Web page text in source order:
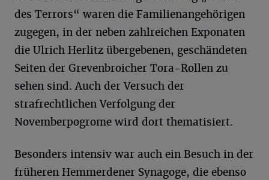
des Terrors“ waren die Familienangehörigen
zugegen, in der neben zahlreichen Exponaten
die Ulrich Herlitz übergebenen, geschändeten
Seiten der Grevenbroicher Tora-Rollen zu
sehen sind. Auch der Versuch der
strafrechtlichen Verfolgung der
Novemberpogrome wird dort thematisiert.
Besonders intensiv war auch ein Besuch in der
früheren Hemmerdener Synagoge, die ebenso